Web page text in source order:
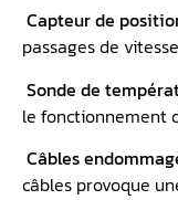
Capteur de
passages de
Sonde de
le fonctionnement
Câbles
câbles provoque